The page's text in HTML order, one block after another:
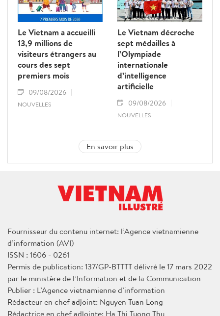
Le Vietnam a accueilli
13,9 millions de
visiteurs étrangers au
cours des sept
premiers mois
09/08/2026
NOUVELLES
Le Vietnam décroche
sept médailles à
l’Olympiade
internationale
d’intelligence
artificielle
09/08/2026
NOUVELLES
En savoir plus
Fournisseur du contenu internet: l’Agence vietnamienne
d’information (AVI)
ISSN : 1606 - 0261
Permis de publication: 137/GP-BTTTT délivré le 17 mars 2022
par le ministère de l’Information et de la Communication
Publier : L’Agence vietnamienne d’information
Rédacteur en chef adjoint: Nguyen Tuan Long
Rédactrice en chef adjointe: Ha Thi Tuong Thu